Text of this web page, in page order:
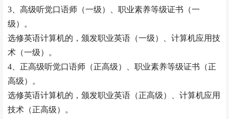
3、高级听觉口语师 （一级）、职业素养等级证书（一
级）。
选修英语计算机的，颁发职业英语（一级）、计算机应用技
术（一级）。
4、正高级听觉口语师 （正高级）、职业素养等级证书（正
高级）。
选修英语计算机的，颁发职业英语（正高级）、计算机应用
技术（正高级）。